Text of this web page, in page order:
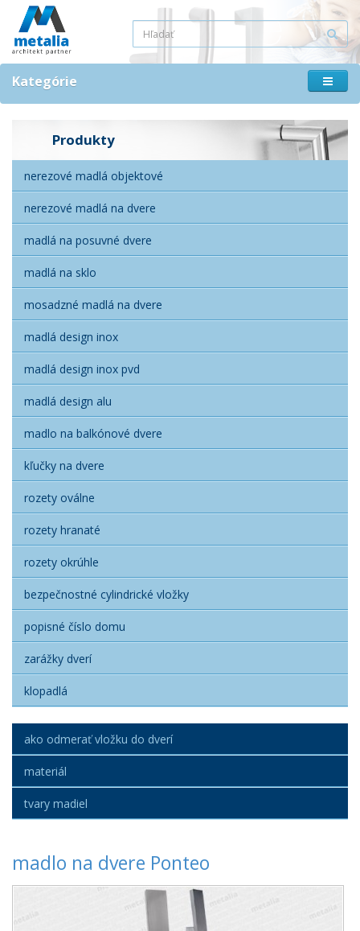
Kategórie
Produkty
nerezové madlá objektové
nerezové madlá na dvere
madlá na posuvné dvere
madlá na sklo
mosadzné madlá na dvere
madlá design inox
madlá design inox pvd
madlá design alu
madlo na balkónové dvere
kľučky na dvere
rozety oválne
rozety hranaté
rozety okrúhle
bezpečnostné cylindrické vložky
popisné číslo domu
zarážky dverí
klopadlá
ako odmerať vložku do dverí
materiál
tvary madiel
madlo na dvere Ponteo